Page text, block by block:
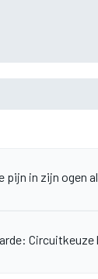
pijn in zijn ogen